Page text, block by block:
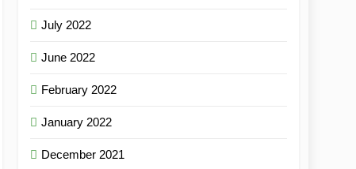
July 2022
June 2022
February 2022
January 2022
December 2021